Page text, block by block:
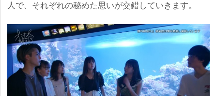
人で、それぞれの秘めた思いが交錯していきます。